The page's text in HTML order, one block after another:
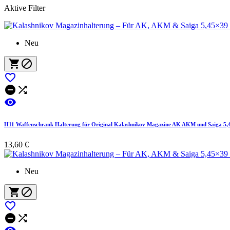
Aktive Filter
Neu
 

 

H11 Waffenschrank Halterung für Original Kalashnikov Magazine AK AKM und Saiga
13,60 €
Neu
 

 